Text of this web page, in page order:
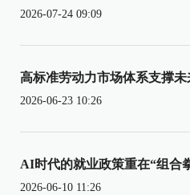
2026-07-24 09:09
高标准劳动力市场体系支撑
2026-06-23 10:26
AI时代的就业政策重在“组合
2026-06-10 11:26